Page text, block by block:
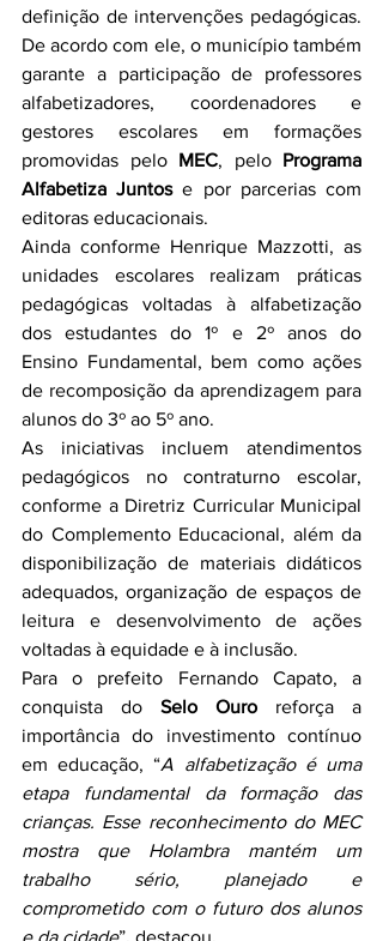
definição de intervenções pedagógicas.
De acordo com ele, o município também
garante a participação de professores
alfabetizadores, coordenadores e
gestores escolares em formações
promovidas pelo MEC, pelo Programa
Alfabetiza Juntos e por parcerias com
editoras educacionais.
Ainda conforme Henrique Mazzotti, as
unidades escolares realizam práticas
pedagógicas voltadas à alfabetização
dos estudantes do 1º e 2º anos do
Ensino Fundamental, bem como ações
de recomposição da aprendizagem para
alunos do 3º ao 5º ano.
As iniciativas incluem atendimentos
pedagógicos no contraturno escolar,
conforme a Diretriz Curricular Municipal
do Complemento Educacional, além da
disponibilização de materiais didáticos
adequados, organização de espaços de
leitura e desenvolvimento de ações
voltadas à equidade e à inclusão.
Para o prefeito Fernando Capato, a
conquista do Selo Ouro reforça a
importância do investimento contínuo
em educação, “A alfabetização é uma
etapa fundamental da formação das
crianças. Esse reconhecimento do MEC
mostra que Holambra mantém um
trabalho sério, planejado e
comprometido com o futuro dos alunos